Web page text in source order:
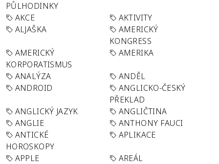
PŮLHODINKY
AKCE
AKTIVITY
ALJAŠKA
AMERICKÝ
KONGRESS
AMERICKÝ
KORPORATISMUS
AMERIKA
ANALÝZA
ANDĚL
ANDROID
ANGLICKO-ČESKÝ
PŘEKLAD
ANGLICKÝ JAZYK
ANGLIČTINA
ANGLIE
ANTHONY FAUCI
ANTICKÉ
HOROSKOPY
APLIKACE
APPLE
AREÁL